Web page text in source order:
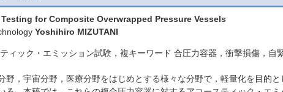
for Composite Overwrapped Pressure Vessels
Yoshihiro MIZUTANI
ィック・エミッション試験，複キーワード 合圧力容器，衝撃損傷，自
，宇宙分野，医療分野をはじめとする様々な分野で，軽量化を目的と